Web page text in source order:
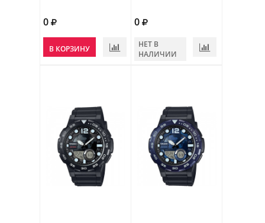
0
В КОРЗИНУ
0
НЕТ В
НАЛИЧИИ